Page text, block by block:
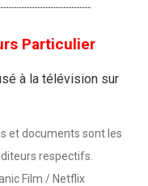
Particulier
à la télévision sur
et documents sont les
respectifs.
Film / Netflix